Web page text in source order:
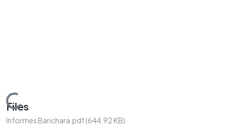
Loading...
Files
Informes Barichara.pdf(644.92 KB)